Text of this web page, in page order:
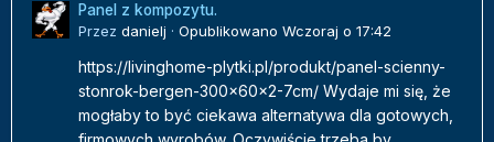
Panel z kompozytu.
Przez danielj · Opublikowano Wczoraj o 17:42
https://livinghome-plytki.pl/produkt/panel-scienny-
stonrok-bergen-300x60x2-7cm/ Wydaje mi się, że
mogłaby to być ciekawa alternatywa dla gotowych,